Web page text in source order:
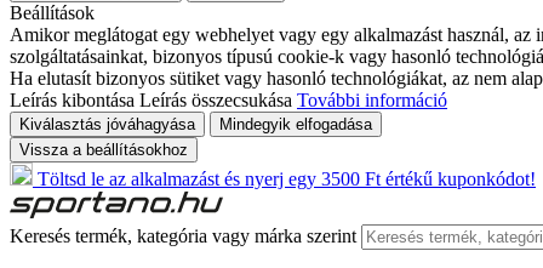
Beállítások
Amikor meglátogat egy webhelyet vagy egy alkalmazást használ,
szolgáltatásainkat, bizonyos típusú cookie-k vagy hasonló
Ha elutasít bizonyos sütiket vagy hasonló technológiákat, az nem
Leírás kibontása Leírás összecsukása További információ
Kiválasztás jóváhagyása
Mindegyik elfogadása
Vissza a beállításokhoz
Töltsd le az alkalmazást és nyerj egy 3500 Ft értékű kuponkódot!
Keresés termék, kategória vagy márka szerint